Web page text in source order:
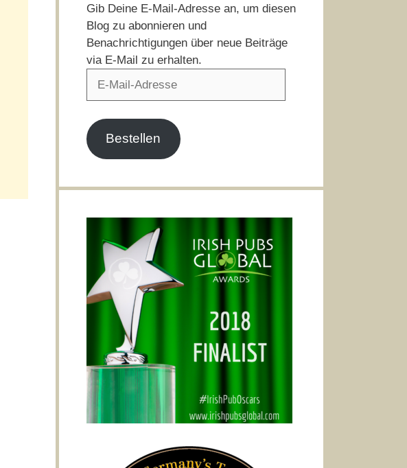
Gib Deine E-Mail-Adresse an, um diesen
Blog zu abonnieren und
Benachrichtigungen über neue Beiträge
via E-Mail zu erhalten.
Bestellen